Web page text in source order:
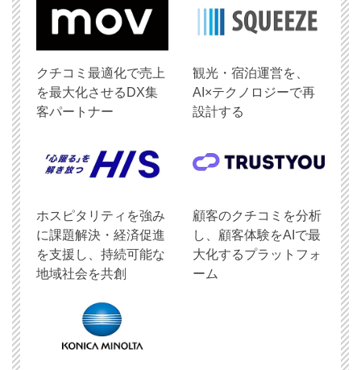
クチコミ最適化で売上
を最大化させるDX集
客パートナー
観光・宿泊運営を、
AI×テクノロジーで再
設計する
ホスピタリティを強み
に課題解決・経済促進
を支援し、持続可能な
地域社会を共創
顧客のクチコミを分析
し、顧客体験をAIで最
大化するプラットフォ
ーム